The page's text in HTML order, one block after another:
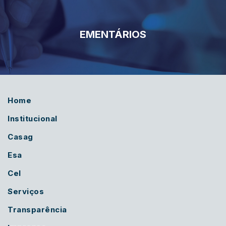
EMENTÁRIOS
Home
Institucional
Casag
Esa
Cel
Serviços
Transparência